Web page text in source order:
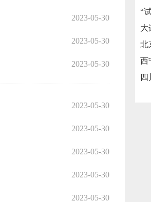
2023-05-30
2023-05-30
2023-05-30
2023-05-30
2023-05-30
2023-05-30
2023-05-30
2023-05-30
大
西